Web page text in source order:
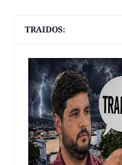
TRAIDOS: